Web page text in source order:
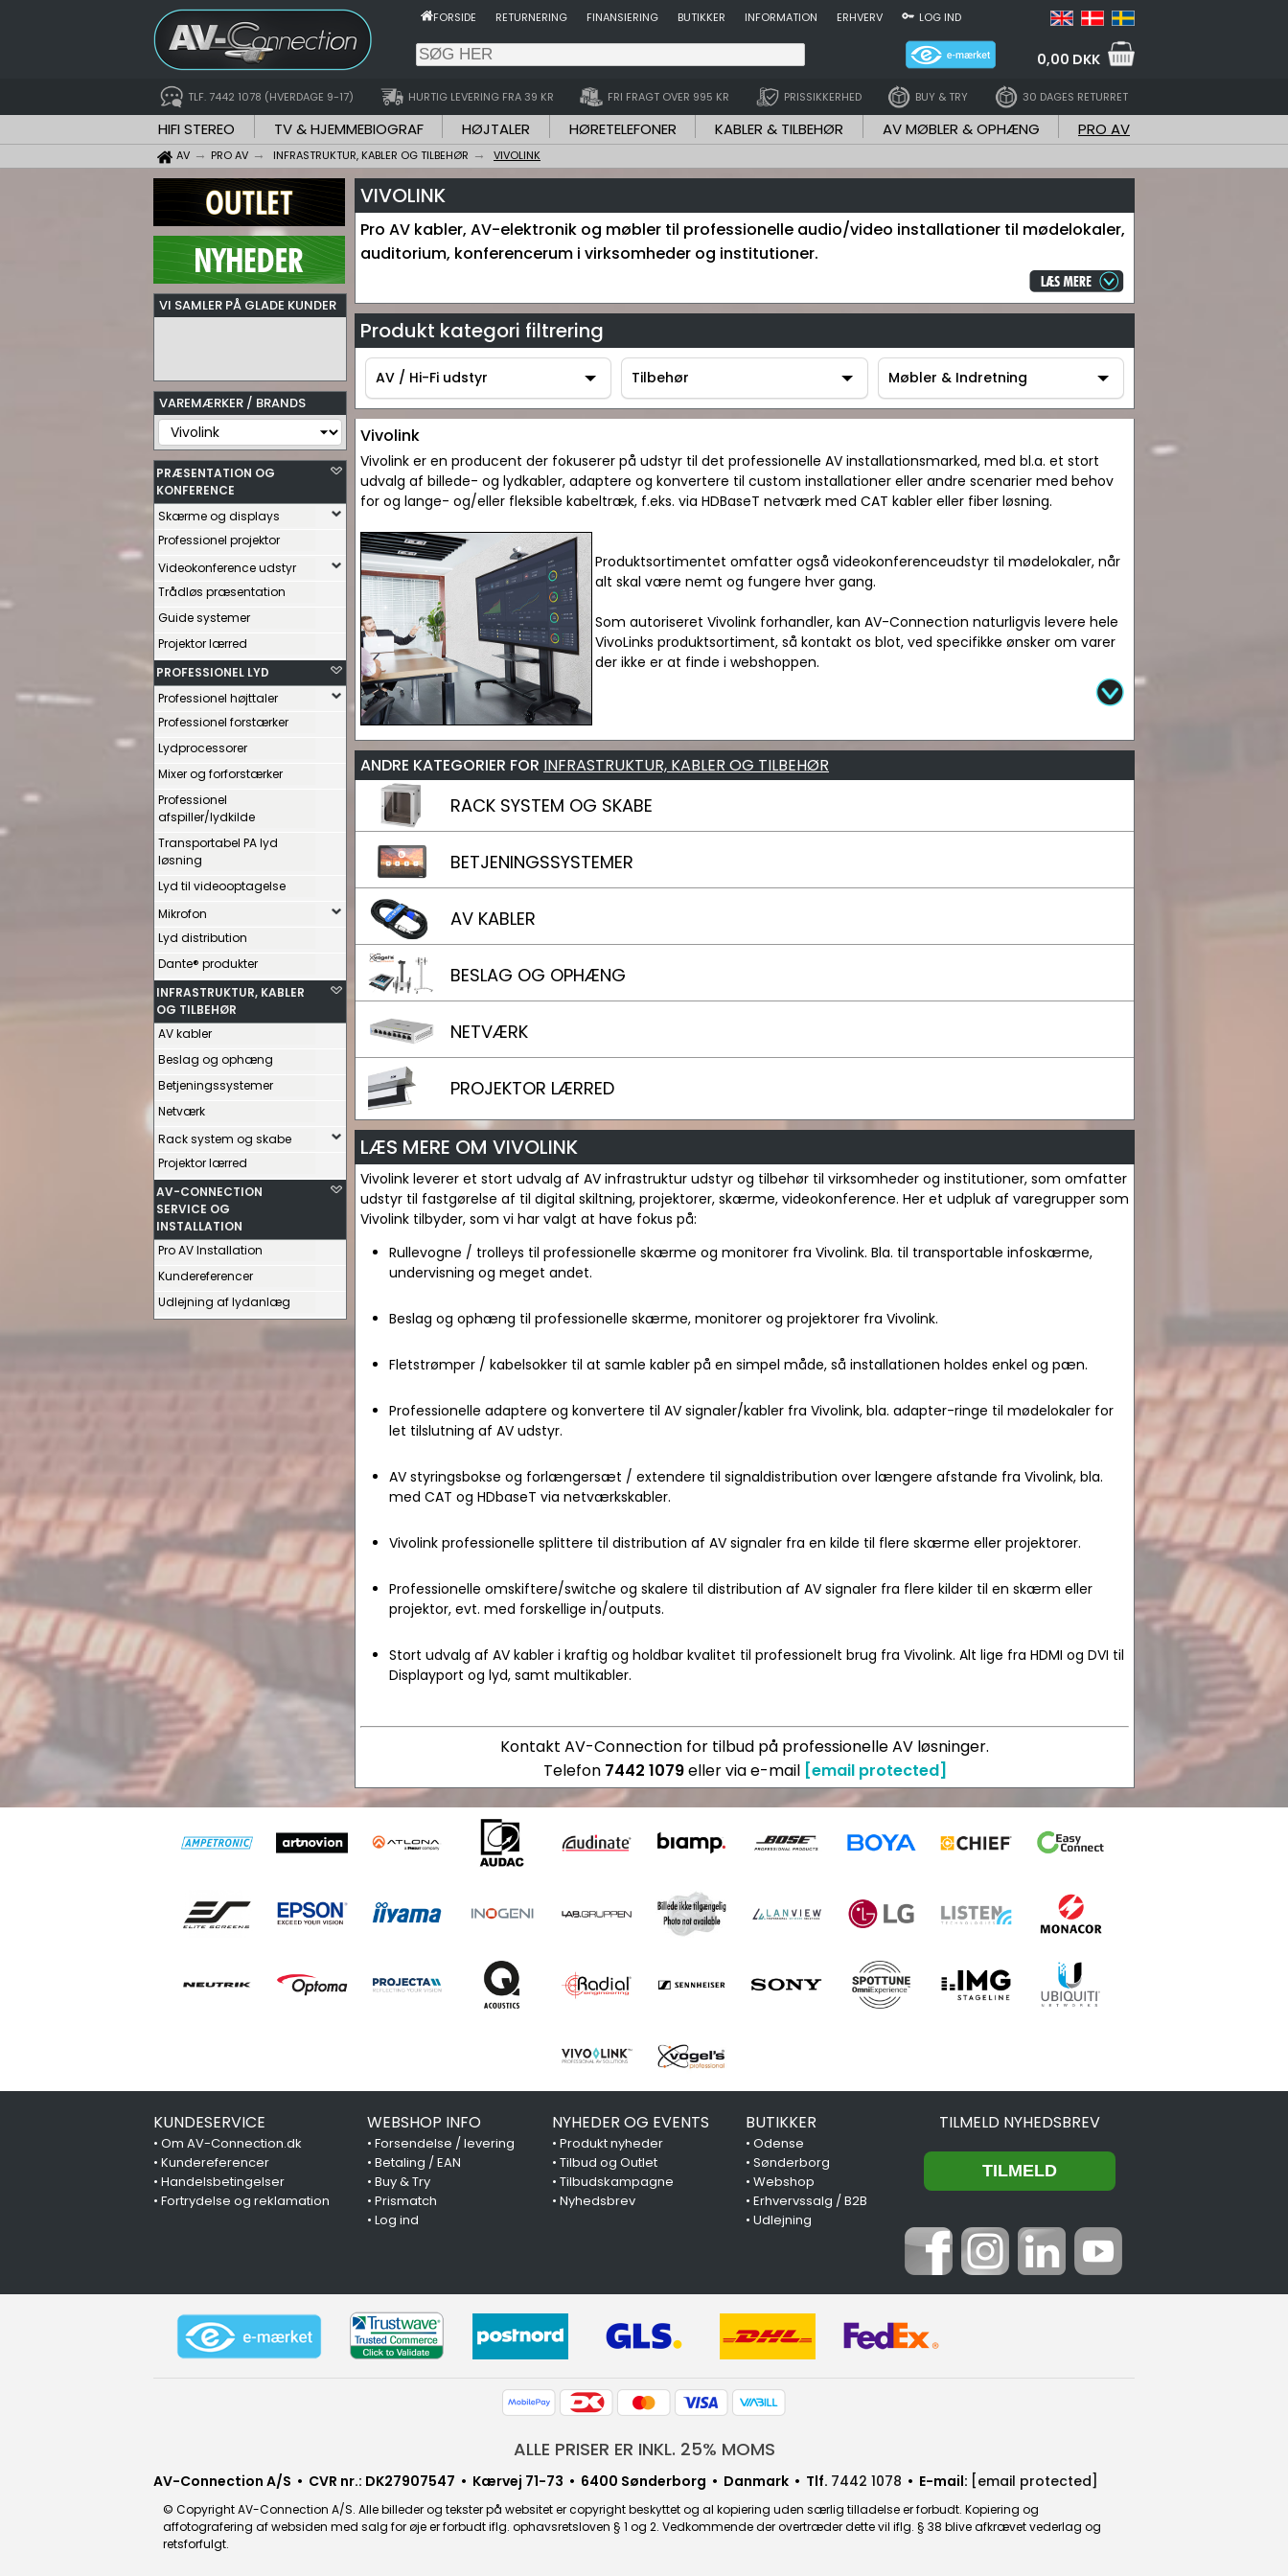
FORSIDE RETURNERING FINANSIERING BUTIKKER INFORMATION ERHVERV LOG IND
0,00 DKK
TLF. 7442 1078 (HVERDAGE 9-17) HURTIG LEVERING FRA 39 KR FRI FRAGT OVER 995 KR PRISSIKKERHED BUY & TRY 30 DAGES RETURRET
HIFI STEREO TV & HJEMMEBIOGRAF HØJTALER HØRETELEFONER KABLER & TILBEHØR AV MØBLER & OPHÆNG PRO AV
AV PRO AV INFRASTRUKTUR, KABLER OG TILBEHØR VIVOLINK
VI SAMLER PÅ GLADE KUNDER
VAREMÆRKER / BRANDS
PRÆSENTATION OG
KONFERENCE
Skærme og displays
Professionel projektor
Videokonference udstyr
Trådløs præsentation
Guide systemer
Projektor lærred
PROFESSIONEL LYD
Professionel højttaler
Professionel forstærker
Lydprocessorer
Mixer og forforstærker
Professionel
afspiller/lydkilde
Transportabel PA lyd
løsning
Lyd til videooptagelse
Mikrofon
Lyd distribution
Dante® produkter
INFRASTRUKTUR, KABLER
OG TILBEHØR
AV kabler
Beslag og ophæng
Betjeningssystemer
Netværk
Rack system og skabe
Projektor lærred
AV-CONNECTION
SERVICE OG
INSTALLATION
Pro AV Installation
Kundereferencer
Udlejning af lydanlæg
VIVOLINK
Pro AV kabler, AV-elektronik og møbler til professionelle audio/video installationer til mødelokaler,
auditorium, konferencerum i virksomheder og institutioner.
Produkt kategori filtrering
AV / Hi-Fi udstyr
AV / Hi-Fi udstyr
Tilbehør Møbler & Indretning
Vivolink
Vivolink er en producent der fokuserer på udstyr til det professionelle AV installationsmarked, med bl.a. et stort
udvalg af billede- og lydkabler, adaptere og konvertere til custom installationer eller andre scenarier med behov
for og lange- og/eller fleksible kabeltræk, f.eks. via HDBaseT netværk med CAT kabler eller fiber løsning.
Produktsortimentet omfatter også videokonferenceudstyr til mødelokaler, når
alt skal være nemt og fungere hver gang.
Som autoriseret Vivolink forhandler, kan AV-Connection naturligvis levere hele
VivoLinks produktsortiment, så kontakt os blot, ved specifikke ønsker om varer
der ikke er at finde i webshoppen.
ANDRE KATEGORIER FOR INFRASTRUKTUR, KABLER OG TILBEHØR
RACK SYSTEM OG SKABE
BETJENINGSSYSTEMER
AV KABLER
BESLAG OG OPHÆNG
NETVÆRK
PROJEKTOR LÆRRED
LÆS MERE OM VIVOLINK
Vivolink leverer et stort udvalg af AV infrastruktur udstyr og tilbehør til virksomheder og institutioner, som omfatter
udstyr til fastgørelse af til digital skiltning, projektorer, skærme, videokonference. Her et udpluk af varegrupper som
Vivolink tilbyder, som vi har valgt at have fokus på:
Rullevogne / trolleys til professionelle skærme og monitorer fra Vivolink. Bla. til transportable infoskærme,
undervisning og meget andet.
Beslag og ophæng til professionelle skærme, monitorer og projektorer fra Vivolink.
Fletstrømper / kabelsokker til at samle kabler på en simpel måde, så installationen holdes enkel og pæn.
Professionelle adaptere og konvertere til AV signaler/kabler fra Vivolink, bla. adapter-ringe til mødelokaler for
let tilslutning af AV udstyr.
AV styringsbokse og forlængersæt / extendere til signaldistribution over længere afstande fra Vivolink, bla.
med CAT og HDbaseT via netværkskabler.
Vivolink professionelle splittere til distribution af AV signaler fra en kilde til flere skærme eller projektorer.
Professionelle omskiftere/switche og skalere til distribution af AV signaler fra flere kilder til en skærm eller
projektor, evt. med forskellige in/outputs.
Stort udvalg af AV kabler i kraftig og holdbar kvalitet til professionelt brug fra Vivolink. Alt lige fra HDMI og DVI til
Displayport og lyd, samt multikabler.
Kontakt AV-Connection for tilbud på professionelle AV løsninger.
Telefon 7442 1079eller via e-mail [email protected]
KUNDESERVICE
• Om AV-Connection.dk
• Kundereferencer
• Handelsbetingelser
• Fortrydelse og reklamation
WEBSHOP INFO
• Forsendelse / levering
• Betaling / EAN
• Buy & Try
• Prismatch
• Log ind
NYHEDER OG EVENTS
• Produkt nyheder
• Tilbud og Outlet
• Tilbudskampagne
• Nyhedsbrev
BUTIKKER
•Odense
•Sønderborg
•Webshop
•Erhvervssalg / B2B
•Udlejning
TILMELD NYHEDSBREV
ALLE PRISER ER INKL. 25% MOMS
AV-Connection A/S • CVR nr.: DK27907547 • Kærvej 71-73 • 6400 Sønderborg • Danmark • Tlf. 7442 1078 • E-mail: [email protected]
© Copyright AV-Connection A/S. Alle billeder og tekster på websitet er copyright beskyttet og al kopiering uden særlig tilladelse er forbudt. Kopiering og
affotografering af websiden med salg for øje er forbudt iflg. ophavsretsloven § 1 og 2. Vedkommende der overtræder dette vil iflg. § 38 blive afkrævet vederlag og
retsforfulgt.